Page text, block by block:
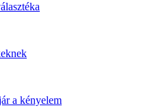
a kényelem